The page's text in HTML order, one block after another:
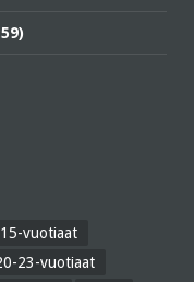
vuotiaat
23-vuotiaat